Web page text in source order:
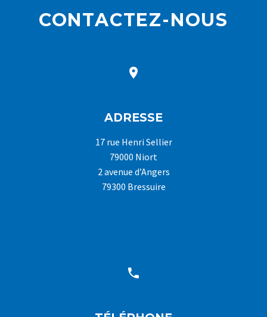
CONTACTEZ-NOUS


ADRESSE
17 rue Henri Sellier
79000 Niort
2 avenue d’Angers
79300 Bressuire

